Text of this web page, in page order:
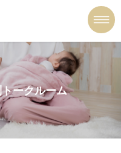
ークルーム